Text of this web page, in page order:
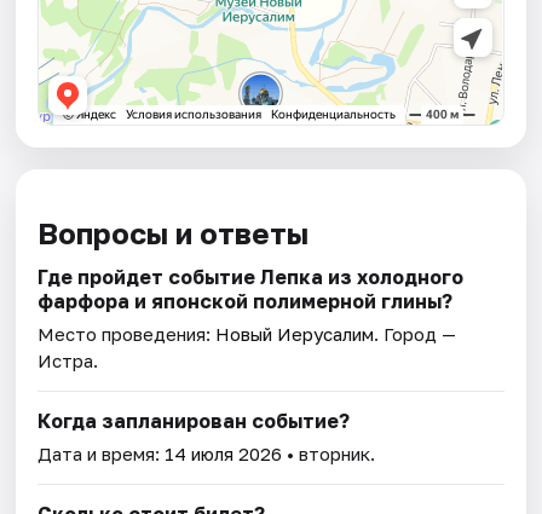
Вопросы и ответы
Где пройдет событие Лепка из холодного
фарфора и японской полимерной глины?
Место проведения: Новый Иерусалим. Город —
Истра.
Когда запланирован событие?
Дата и время: 14 июля 2026 • вторник.